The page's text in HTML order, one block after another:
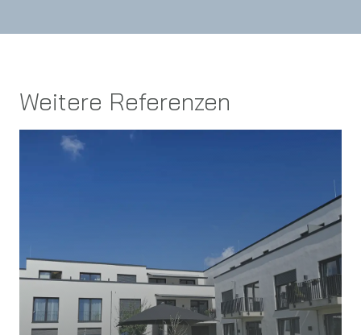
Weitere Referenzen